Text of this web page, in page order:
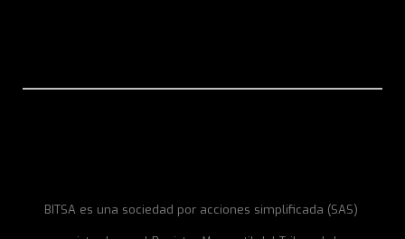
BITSA es una sociedad por acciones simplificada (SAS)